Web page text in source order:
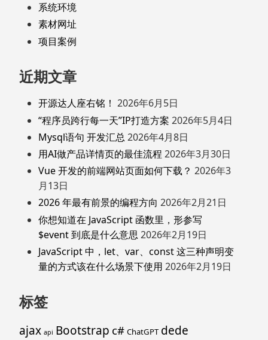
系统环境
素材网址
项目案例
近期文章
开源达人座右铭！ 2026年6月5日
“程序员跨行每一天”IP打造方案 2026年5月4日
Mysql语句 开发汇总 2026年4月8日
用AI做产品详情页的最佳流程 2026年3月30日
Vue 开发的前端网站页面如何下载？ 2026年3
月13日
2026 年最有前景的编程方向 2026年2月21日
你想知道在 JavaScript 函数里，形参写
$event 到底是什么意思 2026年2月19日
JavaScript 中，let、var、const 这三种声明变
量的方式该在什么场景下使用 2026年2月19日
标签
ajax api Bootstrap c# ChatGPT dede